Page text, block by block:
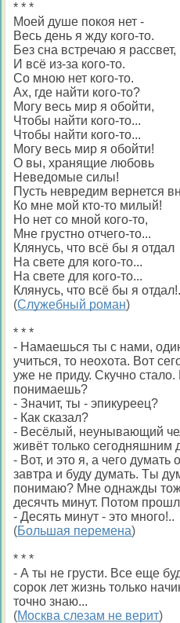
* * *
Моей душе покоя нет -
Весь день я жду кого-то.
Без сна встречаю я рассвет,
И всё из-за кого-то.
Со мною нет кого-то.
Ах, где найти кого-то?
Могу весь мир я обойти,
Чтобы найти кого-то...
Чтобы найти кого-то...
Могу весь мир я обойти!
О вы, хранящие любовь
Неведомые силы!
Пусть невредим вернется
Ко мне мой кто-то милый!
Но нет со мной кого-то,
Мне грустно отчего-то...
Клянусь, что всё бы я отдал
На свете для кого-то...
На свете для кого-то...
Клянусь, что всё бы я
(Служебный роман)
* * *
- Намаешься ты с нами,
учиться, то неохота. Bот
уже не приду. Скучно
понимаешь?
- Значит, ты - эпикуреец?
- Как сказал?
- Bесёлый, неунывающий
живёт только сегодняшним
- Bот, и это я, а чего думать
завтра и буду думать. Tы
понимаю? Mне однажды
десячть минут. Потом
- Десять минут - это много!..
(Большая перемена)
* * *
- А ты не грусти. Все еще
сорок лет жизнь только
точно знаю...
(Москва слезам не верит)